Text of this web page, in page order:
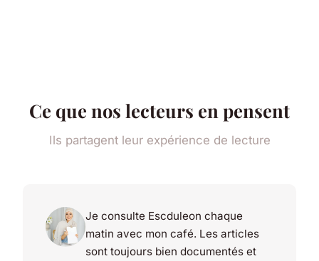
Ce que nos lecteurs en pensent
Ils partagent leur expérience de lecture
Je consulte Escduleon chaque
matin avec mon café. Les articles
sont toujours bien documentés et